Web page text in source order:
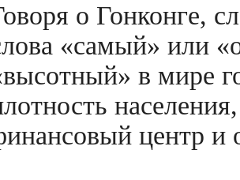
о Гонконге,
«самый» или
в мире
центр и